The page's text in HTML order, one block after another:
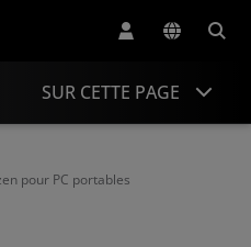
SUR CETTE PAGE
pour PC portables